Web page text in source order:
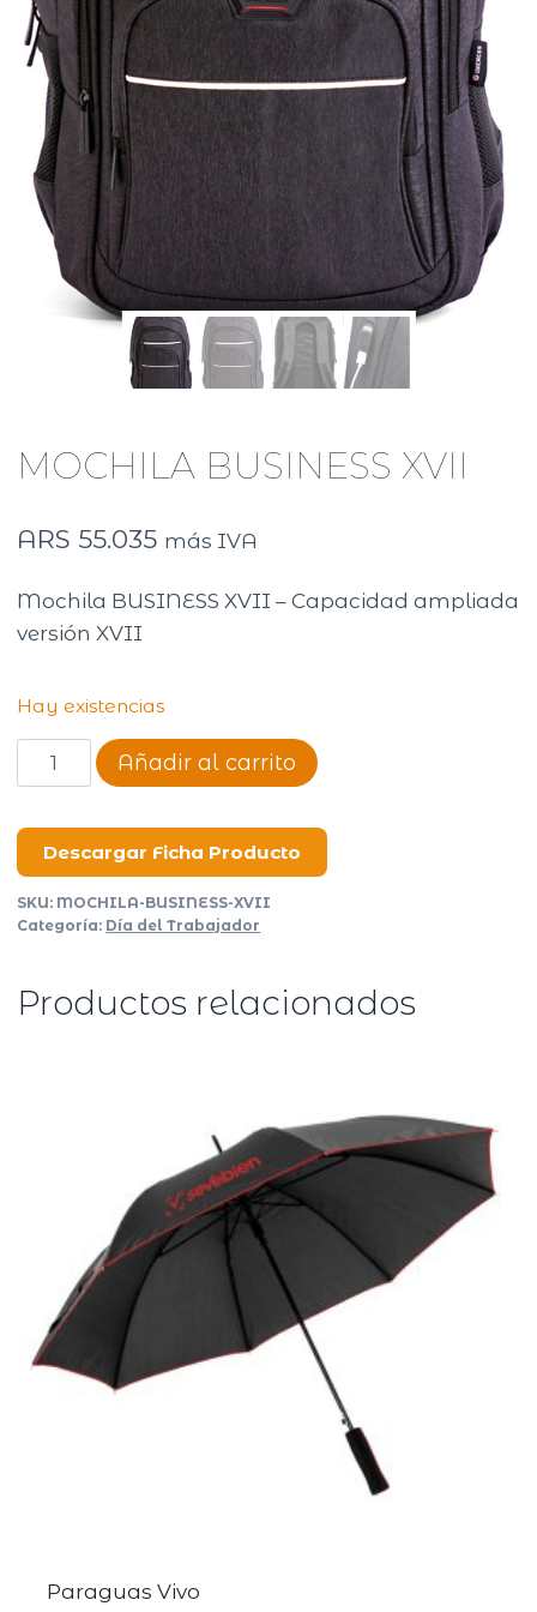
MOCHILA BUSINESS XVII
ARS 55.035 más IVA
Mochila BUSINESS XVII – Capacidad ampliada
versión XVII
Hay existencias
MOCHILA
BUSINESS
cantidad
Añadir al carrito
Descargar Ficha Producto
SKU: MOCHILA-BUSINESS-XVII
Categoría: Día del Trabajador
Productos relacionados
Paraguas Vivo